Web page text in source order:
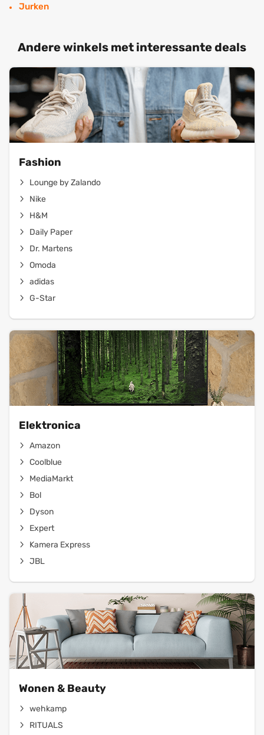
Jurken
Andere winkels met interessante deals
Fashion
Lounge by Zalando
Nike
H&M
Daily Paper
Dr. Martens
Omoda
adidas
G-Star
Elektronica
Amazon
Coolblue
MediaMarkt
Bol
Dyson
Expert
Kamera Express
JBL
Wonen & Beauty
wehkamp
RITUALS